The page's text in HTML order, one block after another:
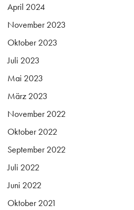
April 2024
November 2023
Oktober 2023
Juli 2023
Mai 2023
März 2023
November 2022
Oktober 2022
September 2022
Juli 2022
Juni 2022
Oktober 2021